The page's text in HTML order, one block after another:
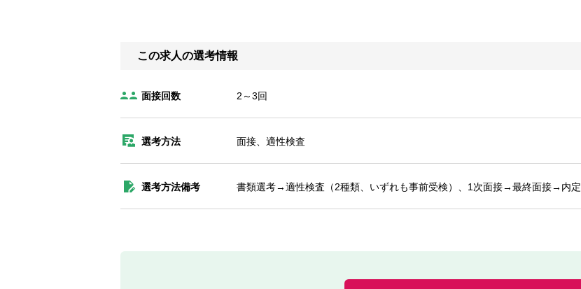
この求人の選考情報
面接回数 2～3回
選考方法 面接、適性検査
選考方法備考 書類選考→適性検査（2種類、いずれも事前受検）、1次面接→最終面接→内定